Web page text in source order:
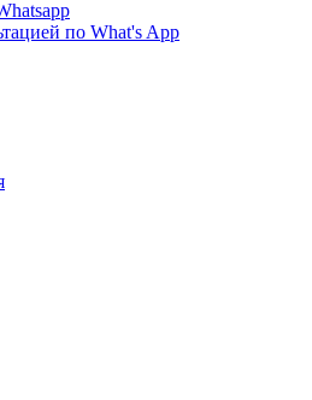
по What's App